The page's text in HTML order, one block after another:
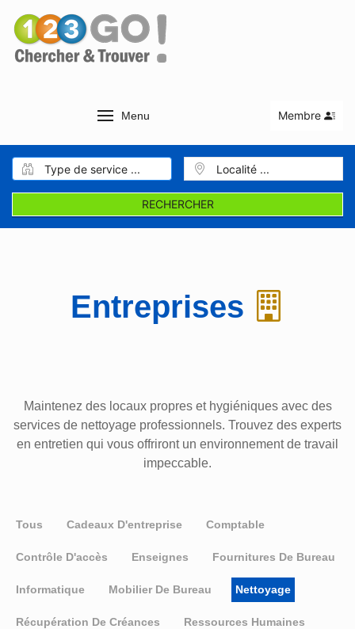
Menu Membre
RECHERCHER
Entreprises
Maintenez des locaux propres et hygiéniques avec des
services de nettoyage professionnels. Trouvez des experts
en entretien qui vous offriront un environnement de travail
impeccable.
Tous Cadeaux D'entreprise Comptable
Contrôle D'accès Enseignes Fournitures De Bureau
Informatique Mobilier De Bureau Nettoyage
Récupération De Créances Ressources Humaines